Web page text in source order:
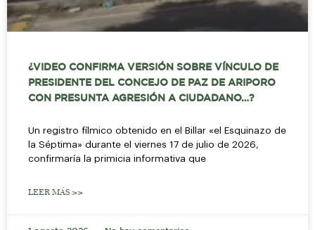
¿VIDEO CONFIRMA VERSIÓN SOBRE VÍNCULO DE
PRESIDENTE DEL CONCEJO DE PAZ DE ARIPORO
CON PRESUNTA AGRESIÓN A CIUDADANO…?
Un registro fílmico obtenido en el Billar «el Esquinazo de
la Séptima» durante el viernes 17 de julio de 2026,
confirmaría la primicia informativa que
LEER MÁS >>